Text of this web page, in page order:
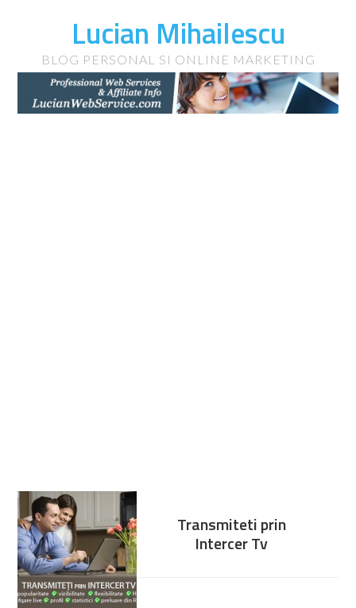
Lucian Mihailescu
BLOG PERSONAL SI ONLINE MARKETING
Transmiteti prin
Intercer Tv